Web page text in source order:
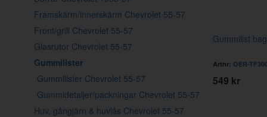
Framskärm/innerskärm Chevrolet 55-57
Front/grill Chevrolet 55-57
Glasrutor Chevrolet 55-57
Gummilister
Gummilister Chevrolet 55-57
Gummidetaljer/packningar Chevrolet 55-57
Huv, gångjärn & huvlås Chevrolet 55-57
Gummilist
Artnr: OER-
549 kr